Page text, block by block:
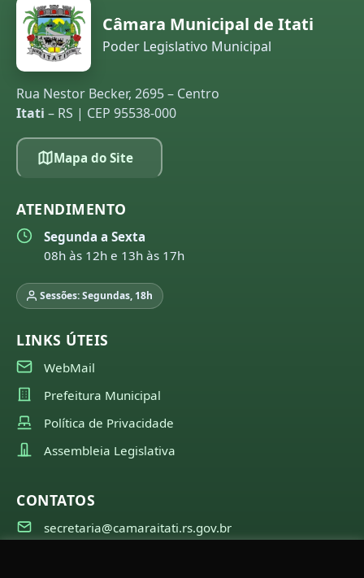
Câmara Municipal de Itati
Poder Legislativo Municipal
Rua Nestor Becker, 2695 – Centro
Itati – RS | CEP 95538-000
Mapa do Site
ATENDIMENTO
Segunda a Sexta
08h às 12h e 13h às 17h
Sessões: Segundas, 18h
LINKS ÚTEIS
WebMail
Prefeitura Municipal
Política de Privacidade
Assembleia Legislativa
CONTATOS
secretaria@camaraitati.rs.gov.br